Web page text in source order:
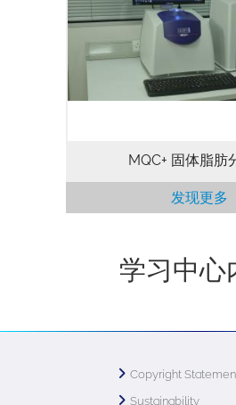
肪的具体用途，是供应商和
品开发的重要品质控制参数
出台法规限制或禁止使用反
传统食品需要寻找新的配方
为食品行业提供新的解决
MQC+ 固体脂肪
发现更多
学习中心
Copyright
Sustainability